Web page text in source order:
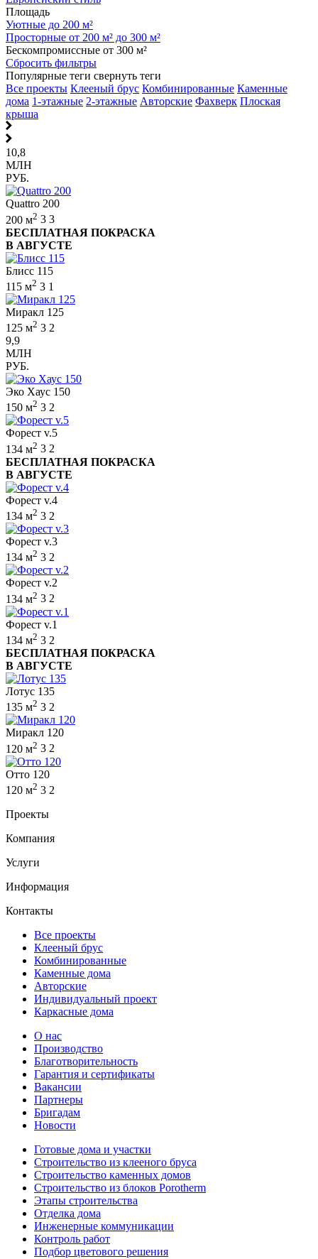
Площадь
Уютные до 200 м²
Просторные от 200 м² до 300 м²
Бескомпромиссные от 300 м²
Сбросить фильтры
Популярные теги свернуть теги
Все проекты Клееный брус Комбинированные Каменные
дома 1-этажные 2-этажные Авторские Фахверк Плоская
крыша
10,8
МЛН
РУБ.
Quattro 200
200 м2 3 3
БЕСПЛАТНАЯ ПОКРАСКА
В АВГУСТЕ
Блисс 115
115 м2 3 1
Миракл 125
125 м2 3 2
9,9
МЛН
РУБ.
Эко Хаус 150
150 м2 3 2
Форест v.5
134 м2 3 2
БЕСПЛАТНАЯ ПОКРАСКА
В АВГУСТЕ
Форест v.4
134 м2 3 2
Форест v.3
134 м2 3 2
Форест v.2
134 м2 3 2
Форест v.1
134 м2 3 2
БЕСПЛАТНАЯ ПОКРАСКА
В АВГУСТЕ
Лотус 135
135 м2 3 2
Миракл 120
120 м2 3 2
Отто 120
120 м2 3 2
Проекты
Компания
Услуги
Информация
Контакты
Все проекты
Клееный брус
Комбинированные
Каменные дома
Авторские
Индивидуальный проект
Каркасные дома
О нас
Производство
Благотворительность
Гарантия и сертификаты
Вакансии
Партнеры
Бригадам
Новости
Готовые дома и участки
Строительство из клееного бруса
Строительство каменных домов
Строительство из блоков Porotherm
Этапы строительства
Отделка дома
Инженерные коммуникации
Контроль работ
Подбор цветового решения